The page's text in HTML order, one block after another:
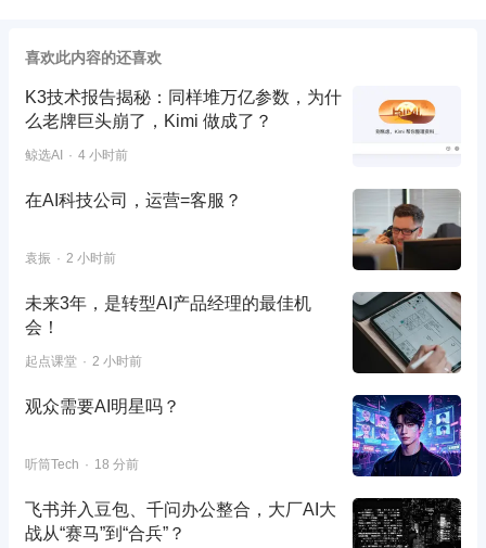
喜欢此内容的还喜欢
K3技术报告揭秘：同样堆万亿参数，为什
么老牌巨头崩了，Kimi 做成了？
鲸选AI 4 小时前
在AI科技公司，运营=客服？
袁振 2 小时前
未来3年，是转型AI产品经理的最佳机
会！
起点课堂 2 小时前
观众需要AI明星吗？
听筒Tech 18 分前
飞书并入豆包、千问办公整合，大厂AI大
战从“赛马”到“合兵”？